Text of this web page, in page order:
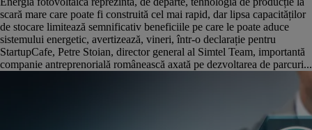
scară mare care poate fi construită cel mai rapid, dar lipsa capacităților
de stocare limitează semnificativ beneficiile pe care le poate aduce
sistemului energetic, avertizează, vineri, într-o declarație pentru
StartupCafe, Petre Stoian, director general al Simtel Team, importantă
companie antreprenorială românească axată pe dezvoltarea de parcuri...